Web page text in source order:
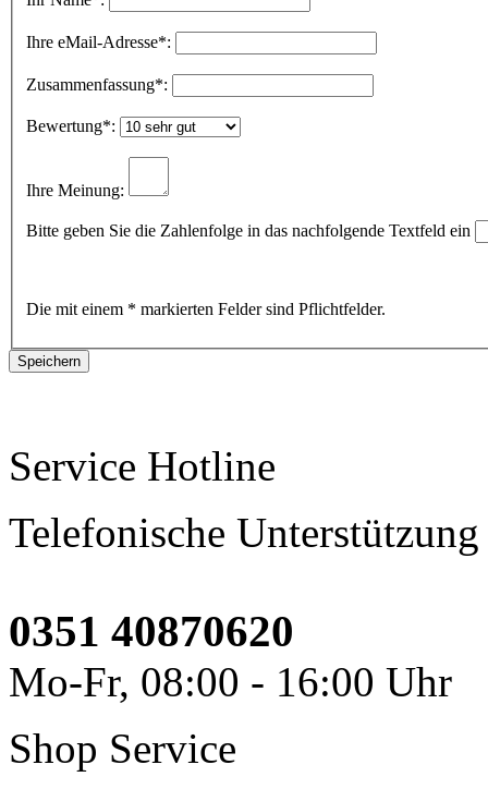
Ihre eMail-Adresse*:
Zusammenfassung*:
Bewertung*:
Ihre Meinung:
Bitte geben Sie die Zahlenfolge in das nachfolgende Textfeld ein
Die mit einem * markierten Felder sind Pflichtfelder.
Service Hotline
Telefonische
0351 40870620
Mo-Fr, 08:00 - 16:00 Uhr
Shop Service